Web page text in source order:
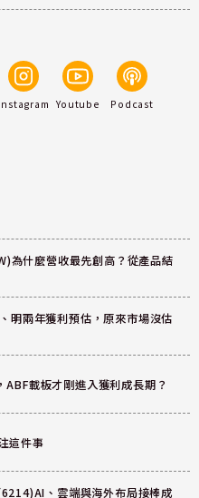
Youtube Podcast
為什麼營收最先創高？從產品結
明兩年獲利預估，原來市場沒估
載板才剛進入獲利成長期？
這件事
、雲端與海外布局接棒成